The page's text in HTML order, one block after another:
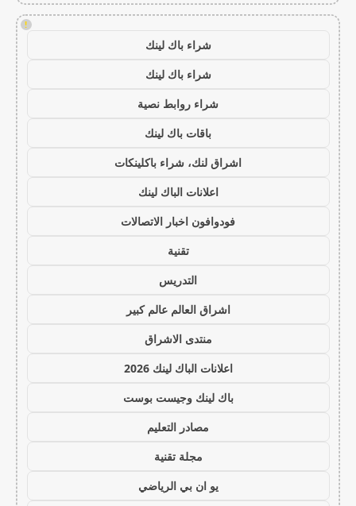
!
شراء باك لينك
شراء باك لينك
شراء روابط نصية
باقات باك لينك
اشراق لنك، شراء باكلينكات
اعلانات الباك لينك
فودوافون اخبار الاتصالات
تقنية
التدريس
اشراق العالم عالم كبير
منتدى الاشراق
اعلانات الباك لينك 2026
باك لينك وجيست بوست
مصادر التعليم
مجلة تقنية
يو ان بي الرياضي